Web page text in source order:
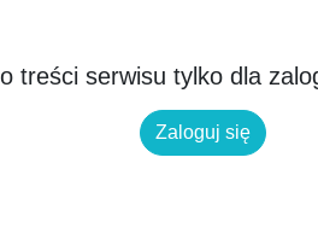
treści serwisu tylko dla
Zaloguj się